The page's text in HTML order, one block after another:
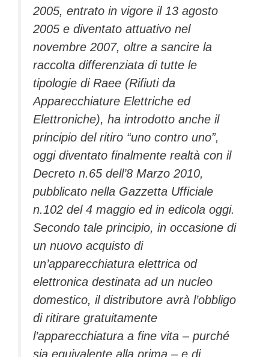
2005, entrato in vigore il 13 agosto
2005 e diventato attuativo nel
novembre 2007, oltre a sancire la
raccolta differenziata di tutte le
tipologie di Raee (Rifiuti da
Apparecchiature Elettriche ed
Elettroniche), ha introdotto anche il
principio del ritiro “uno contro uno”,
oggi diventato finalmente realtà con il
Decreto n.65 dell’8 Marzo 2010,
pubblicato nella Gazzetta Ufficiale
n.102 del 4 maggio ed in edicola oggi.
Secondo tale principio, in occasione di
un nuovo acquisto di
un’apparecchiatura elettrica od
elettronica destinata ad un nucleo
domestico, il distributore avrà l’obbligo
di ritirare gratuitamente
l’apparecchiatura a fine vita – purché
sia equivalente alla prima – e di